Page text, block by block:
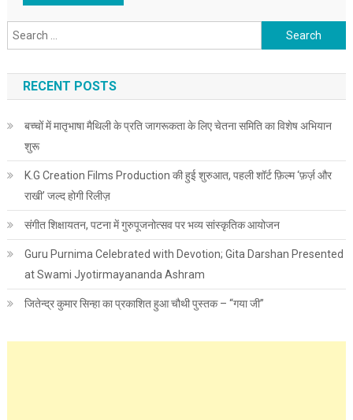
Search for:
RECENT POSTS
बच्चों में मातृभाषा मैथिली के प्रति जागरूकता के लिए चेतना समिति का विशेष अभियान
शुरू
K.G Creation Films Production की हुई शुरुआत, पहली शॉर्ट फ़िल्म ‘फ़र्ज़ और
राखी’ जल्द होगी रिलीज़
संगीत शिक्षायतन, पटना में गुरुपूजनोत्सव पर भव्य सांस्कृतिक आयोजन
Guru Purnima Celebrated with Devotion; Gita Darshan Presented
at Swami Jyotirmayananda Ashram
जितेन्द्र कुमार सिन्हा का प्रकाशित हुआ चौथी पुस्तक – “गया जी”